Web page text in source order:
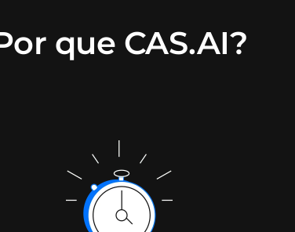
que CAS.AI?